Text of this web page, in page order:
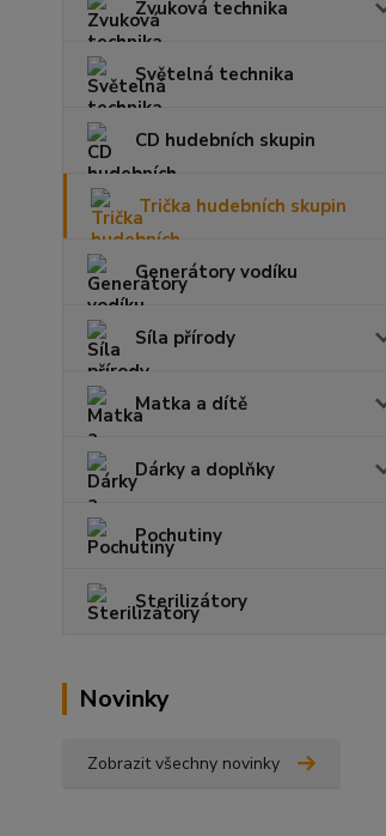
Zvuková technika
Světelná technika
CD hudebních skupin
Trička hudebních skupin
Generátory vodíku
Síla přírody
Matka a dítě
Dárky a doplňky
Pochutiny
Sterilizátory
Novinky
Zobrazit všechny novinky